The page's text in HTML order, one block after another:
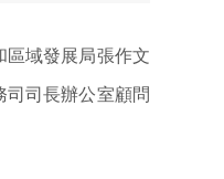
區域發展局張作文
司長辦公室顧問